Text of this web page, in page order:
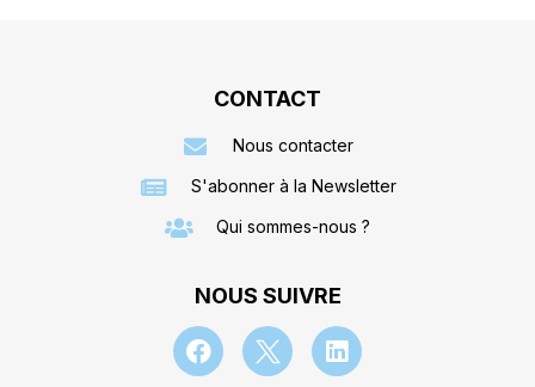
CONTACT
Nous contacter
S'abonner à la Newsletter
Qui sommes-nous ?
NOUS SUIVRE